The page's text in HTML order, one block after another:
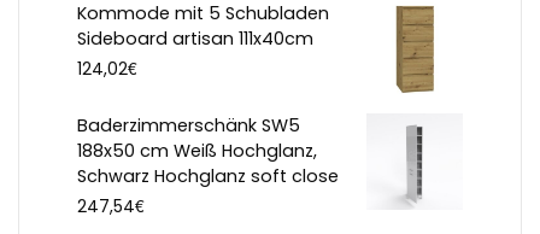
Kommode mit 5 Schubladen
Sideboard artisan 111x40cm
124,02€
Baderzimmerschänk SW5
188x50 cm Weiß Hochglanz,
Schwarz Hochglanz soft close
247,54€